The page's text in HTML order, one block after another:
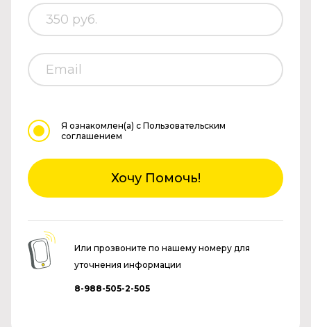
Я ознакомлен(а) с Пользовательским
соглашением
Хочу Помочь!
Или прозвоните по нашему номеру для
уточнения информации
8-988-505-2-505